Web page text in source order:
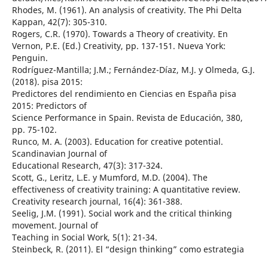
Rhodes, M. (1961). An analysis of creativity. The Phi Delta
Kappan, 42(7): 305-310.
Rogers, C.R. (1970). Towards a Theory of creativity. En
Vernon, P.E. (Ed.) Creativity, pp. 137-151. Nueva York:
Penguin.
Rodríguez-Mantilla; J.M.; Fernández-Díaz, M.J. y Olmeda, G.J.
(2018). pisa 2015:
Predictores del rendimiento en Ciencias en España pisa
2015: Predictors of
Science Performance in Spain. Revista de Educación, 380,
pp. 75-102.
Runco, M. A. (2003). Education for creative potential.
Scandinavian Journal of
Educational Research, 47(3): 317-324.
Scott, G., Leritz, L.E. y Mumford, M.D. (2004). The
effectiveness of creativity training: A quantitative review.
Creativity research journal, 16(4): 361-388.
Seelig, J.M. (1991). Social work and the critical thinking
movement. Journal of
Teaching in Social Work, 5(1): 21-34.
Steinbeck, R. (2011). El “design thinking” como estrategia